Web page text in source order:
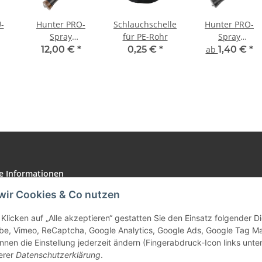
Cookies & Co nutzen
auf „Alle akzeptieren“ gestatten Sie den Einsatz folgender
Vimeo, ReCaptcha, Google Analytics, Google Ads, Google Tag
die Einstellung jederzeit ändern (Fingerabdruck-Icon links
Datenschutzerklärung.
Hunter PRO-
Spray
Versenkgehäuse
12,00 € *
Schlauchschelle
für PE-Rohr
0,25 € *
Hunter PRO-
Spray
Versenkgehäuse
ab 1,40 € *
Informationen